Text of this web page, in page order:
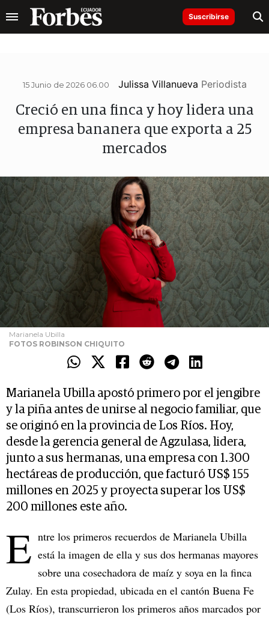
Suscribirse
15 Junio de 2026 06.00 Julissa Villanueva Periodista
Creció en una finca y hoy lidera una
empresa bananera que exporta a 25
mercados
Marianela Ubilla
FOTOS ROBINSON CHIQUITO
Marianela Ubilla apostó primero por el jengibre
y la piña antes de unirse al negocio familiar, que
se originó en la provincia de Los Ríos. Hoy,
desde la gerencia general de Agzulasa, lidera,
junto a sus hermanas, una empresa con 1.300
hectáreas de producción, que facturó US$ 155
millones en 2025 y proyecta superar los US$
200 millones este año.
E ntre los primeros recuerdos de Marianela Ubilla
está la imagen de ella y sus dos hermanas mayores
sobre una cosechadora de maíz y soya en la finca
Zulay. En esta propiedad, ubicada en el cantón Buena Fe
(Los Ríos), transcurrieron los primeros años marcados por